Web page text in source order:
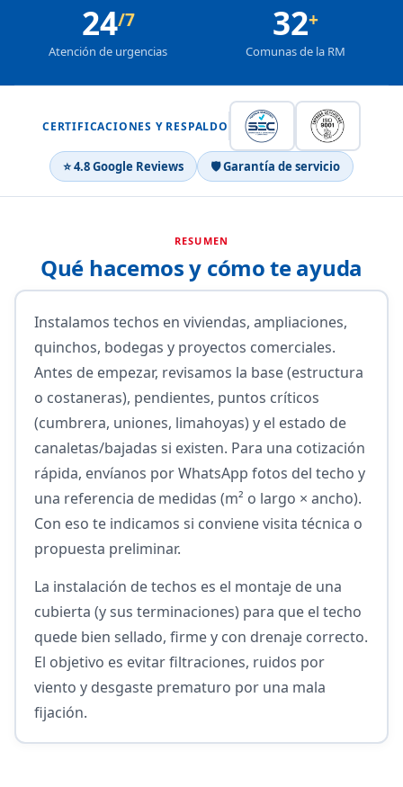
24/7
Atención de urgencias
32+
Comunas de la RM
CERTIFICACIONES Y RESPALDO
⭐ 4.8 Google Reviews 🛡 Garantía de servicio
RESUMEN
Qué hacemos y cómo te ayuda
Instalamos techos en viviendas, ampliaciones,
quinchos, bodegas y proyectos comerciales.
Antes de empezar, revisamos la base (estructura
o costaneras), pendientes, puntos críticos
(cumbrera, uniones, limahoyas) y el estado de
canaletas/bajadas si existen. Para una cotización
rápida, envíanos por WhatsApp fotos del techo y
una referencia de medidas (m² o largo × ancho).
Con eso te indicamos si conviene visita técnica o
propuesta preliminar.
La instalación de techos es el montaje de una
cubierta (y sus terminaciones) para que el techo
quede bien sellado, firme y con drenaje correcto.
El objetivo es evitar filtraciones, ruidos por
viento y desgaste prematuro por una mala
fijación.